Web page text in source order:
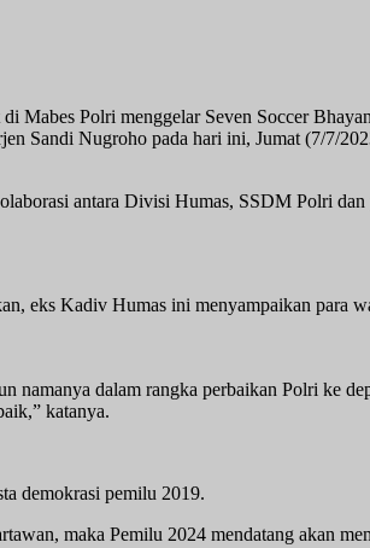
Mabes Polri menggelar Seven Soccer
Sandi Nugroho pada hari ini, Jumat (7/7/
antara Divisi Humas, SSDM Polri dan
eks Kadiv Humas ini menyampaikan para
namanya dalam rangka perbaikan Polri ke
katanya.
demokrasi pemilu 2019.
maka Pemilu 2024 mendatang akan